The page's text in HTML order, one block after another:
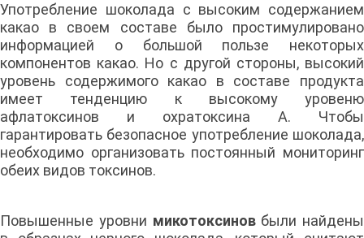
Употребление шоколада с высоким содержанием
какао в своем составе было простимулировано
информацией о большой пользе некоторых
компонентов какао. Но с другой стороны, высокий
уровень содержимого какао в составе продукта
имеет тенденцию к высокому уровеню
афлатоксинов и охратоксина А. Чтобы
гарантировать безопасное употребление шоколада,
необходимо организовать постоянный мониторинг
обеих видов токсинов.
Повышенные уровни микотоксиновбыли найдены